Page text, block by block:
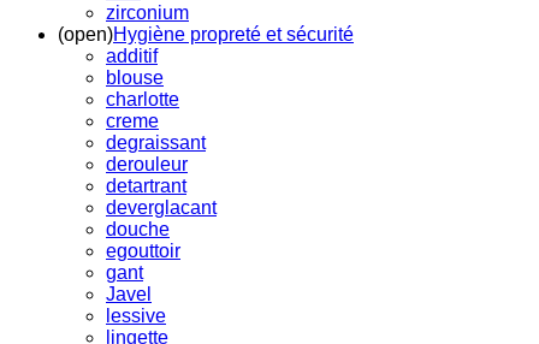
zirconium
(open)Hygiène propreté et sécurité
additif
blouse
charlotte
creme
degraissant
derouleur
detartrant
deverglacant
douche
egouttoir
gant
Javel
lessive
lingette